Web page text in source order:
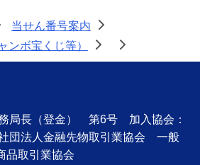
> 当せん番号案内
>
ンボ宝くじ等）
> >
局長（登金） 第6号 加入協会：
団法人金融先物取引業協会 一般
品取引業協会